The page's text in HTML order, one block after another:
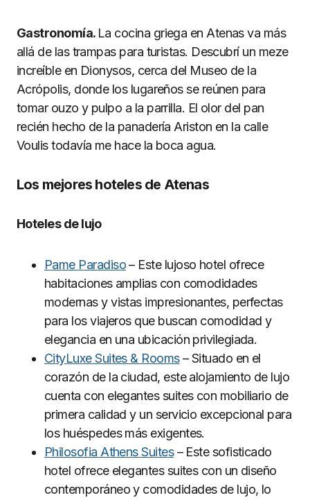
Gastronomía. La cocina griega en Atenas va más
allá de las trampas para turistas. Descubrí un meze
increíble en Dionysos, cerca del Museo de la
Acrópolis, donde los lugareños se reúnen para
tomar ouzo y pulpo a la parrilla. El olor del pan
recién hecho de la panadería Ariston en la calle
Voulis todavía me hace la boca agua.
Los mejores hoteles de Atenas
Hoteles de lujo
Pame Paradiso– Este lujoso hotel ofrece
habitaciones amplias con comodidades
modernas y vistas impresionantes, perfectas
para los viajeros que buscan comodidad y
elegancia en una ubicación privilegiada.
CityLuxe Suites & Rooms– Situado en el
corazón de la ciudad, este alojamiento de lujo
cuenta con elegantes suites con mobiliario de
primera calidad y un servicio excepcional para
los huéspedes más exigentes.
Philosofia Athens Suites– Este sofisticado
hotel ofrece elegantes suites con un diseño
contemporáneo y comodidades de lujo, lo